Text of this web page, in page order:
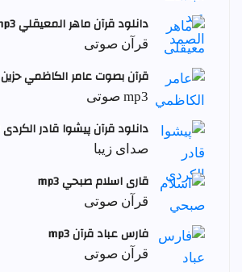
دانلود قرآن ماهر المعيقلي mp3
قرآن صوتی
قرآن بصوت عامر الكاظمي حزين
mp3 صوتی
دانلود قرآن پیشوا قادر الکردی mp3
صدای زیبا
قاری اسلام صبحي mp3
قرآن صوتی
فارس عباد قرآن mp3
قرآن صوتی